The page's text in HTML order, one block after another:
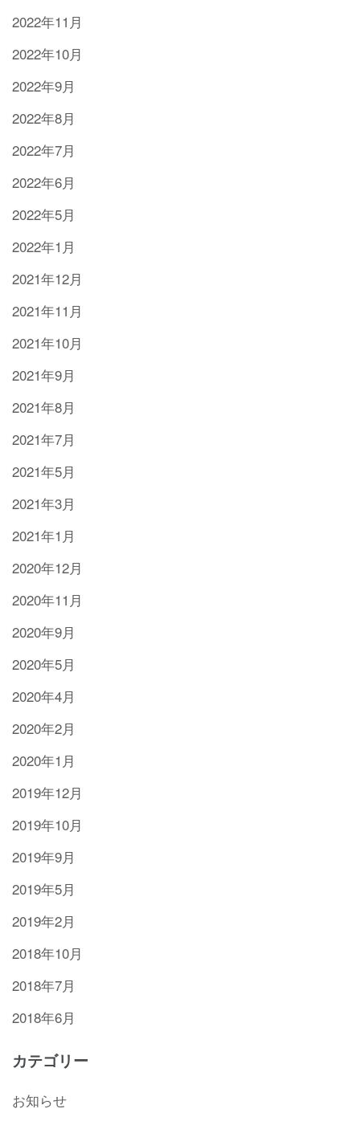
2022年11月
2022年10月
2022年9月
2022年8月
2022年7月
2022年6月
2022年5月
2022年1月
2021年12月
2021年11月
2021年10月
2021年9月
2021年8月
2021年7月
2021年5月
2021年3月
2021年1月
2020年12月
2020年11月
2020年9月
2020年5月
2020年4月
2020年2月
2020年1月
2019年12月
2019年10月
2019年9月
2019年5月
2019年2月
2018年10月
2018年7月
2018年6月
カテゴリー
お知らせ